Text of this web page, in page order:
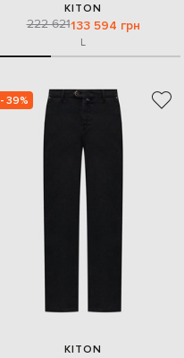
KITON
222 621133 594 грн
L
- 39%
KITON